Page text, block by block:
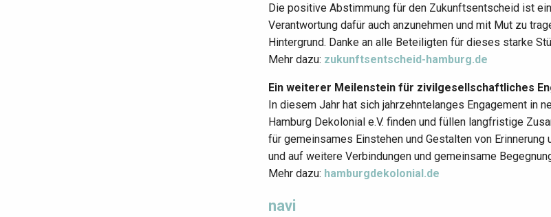
Die positive Abstimmung für den Zukunftsentscheid ist
Verantwortung dafür auch anzunehmen und mit Mut zu
Hintergrund. Danke an alle Beteiligten für dieses starke
Mehr dazu: zukunftsentscheid-hamburg.de
Ein weiterer Meilenstein für zivilgesellschaftliches
In diesem Jahr hat sich jahrzehntelanges Engagement in
Hamburg Dekolonial e.V. finden und füllen langfristige
für gemeinsames Einstehen und Gestalten von
und auf weitere Verbindungen und gemeinsame
Mehr dazu: hamburgdekolonial.de
navi